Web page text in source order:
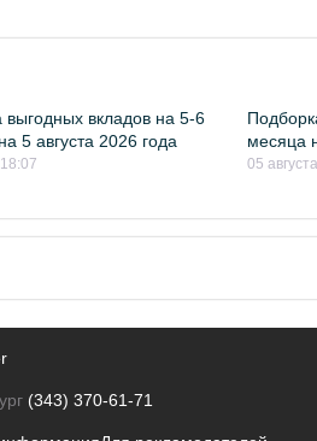
выгодных вкладов на 5-6
5 августа 2026 года
месяца
05
(343) 370-61-71